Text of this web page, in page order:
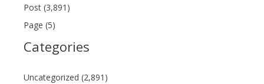
Post (3,891)
Page (5)
Categories
Uncategorized (2,891)